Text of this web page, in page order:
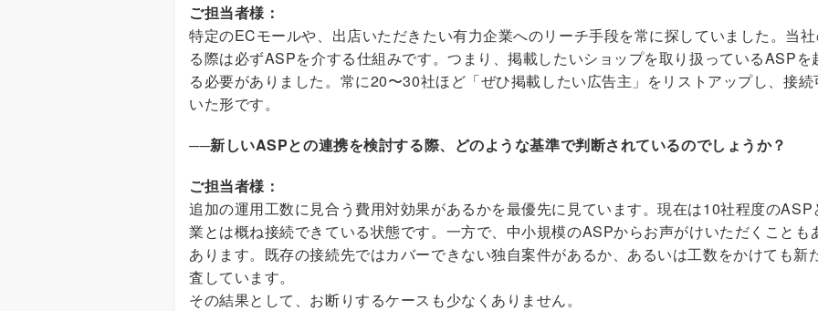
ご担当者様：
特定のECモールや、出店いただきたい有力企業へのリーチ手段を常に探していました。当
る際は必ずASPを介する仕組みです。つまり、掲載したいショップを取り扱っているASP
る必要がありました。常に20〜30社ほど「ぜひ掲載したい広告主」をリストアップし、接
いた形です。
──新しいASPとの連携を検討する際、どのような基準で判断されているのでしょうか？
ご担当者様：
追加の運用工数に見合う費用対効果があるかを最優先に見ています。現在は10社程度の
業とは概ね接続できている状態です。一方で、中小規模のASPからお声がけいただくこと
あります。既存の接続先ではカバーできない独自案件があるか、あるいは工数をかけても
査しています。
その結果として、お断りするケースも少なくありません。